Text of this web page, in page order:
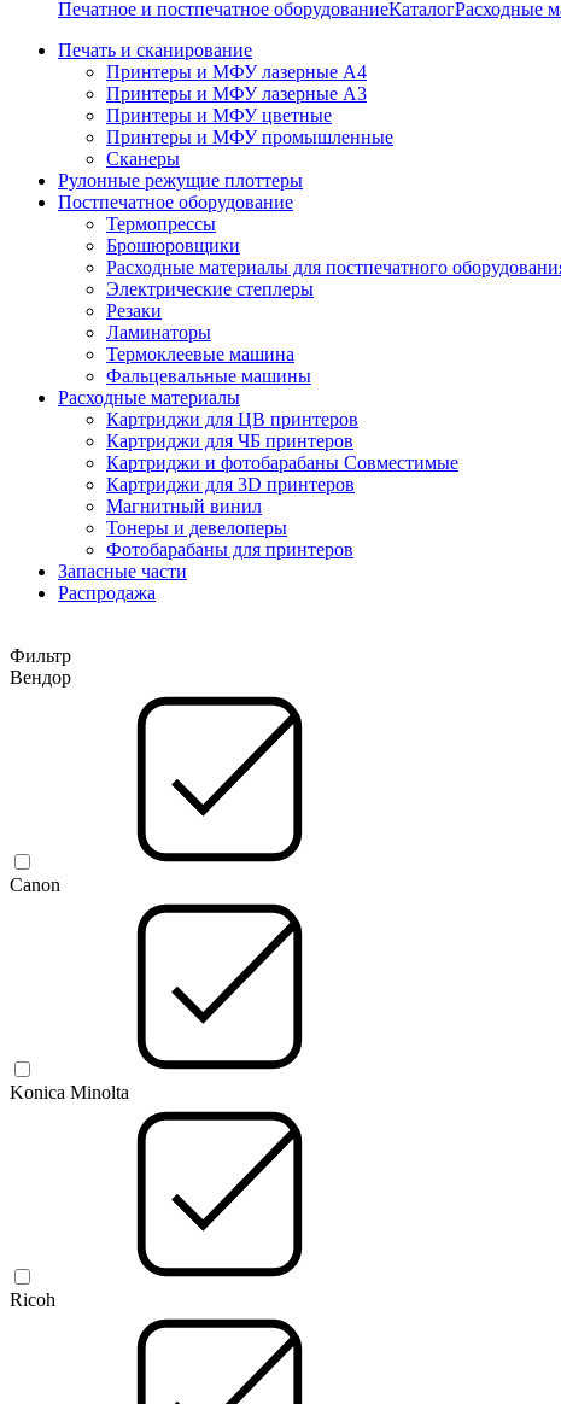
Печатное и постпечатное оборудованиеКаталогРасходные
Печать и сканирование
Принтеры и МФУ лазерные А4
Принтеры и МФУ лазерные А3
Принтеры и МФУ цветные
Принтеры и МФУ промышленные
Сканеры
Рулонные режущие плоттеры
Постпечатное оборудование
Термопрессы
Брошюровщики
Расходные материалы для постпечатного
Электрические степлеры
Резаки
Ламинаторы
Термоклеевые машина
Фальцевальные машины
Расходные материалы
Картриджи для ЦВ принтеров
Картриджи для ЧБ принтеров
Картриджи и фотобарабаны Совместимые
Картриджи для 3D принтеров
Магнитный винил
Тонеры и девелоперы
Фотобарабаны для принтеров
Запасные части
Распродажа
Фильтр
Вендор
Canon
Konica Minolta
Ricoh